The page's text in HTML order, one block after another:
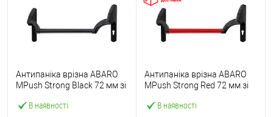
В наявності
Антипаніка врізна ABARO
МPush Strong Black 72 мм зі
В наявності
Антипаніка врізна ABARO
МPush Strong Red 72 мм зі